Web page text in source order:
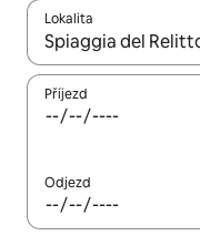
Lokalita
Až budou výsledky k
Příjezd
Odjezd